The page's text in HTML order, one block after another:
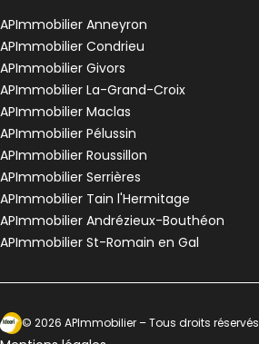
APImmobilier Anneyron
APImmobilier Condrieu
APImmobilier Givors
APImmobilier La-Grand-Croix
APImmobilier Maclas
APImmobilier Pélussin
APImmobilier Roussillon
APImmobilier Serrières
APImmobilier Tain l'Hermitage
APImmobilier Andrézieux-Bouthéon
APImmobilier St-Romain en Gal
Ecosytème Ideeri
© 2026 APImmobilier – Tous droits réservés